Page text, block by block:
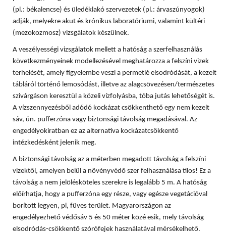
(pl.: békalencse) és üledéklakó szervezetek (pl.: árvaszúnyogok)
adják, melyekre akut és krónikus laboratóriumi, valamint kültéri
(mezokozmosz) vizsgálatok készülnek.
A veszélyességi vizsgálatok mellett a hatóság a szerfelhasználás
következményeinek modellezésével meghatározza a felszíni vizek
terhelését, amely figyelembe veszi a permetlé elsodródását, a kezelt
tábláról történő lemosódást, illetve az alagcsövezésen/természetes
szivárgáson keresztül a közeli vízfolyásba, tóba jutás lehetőségét is.
A vízszennyezésből adódó kockázat csökkenthető egy nem kezelt
sáv, ún. pufferzóna vagy biztonsági távolság megadásával. Az
engedélyokiratban ez az alternatíva kockázatcsökkentő
intézkedésként jelenik meg.
A biztonsági távolság az a méterben megadott távolság a felszíni
vizektől, amelyen belül a növényvédő szer felhasználása tilos! Ez a
távolság a nem jelölésköteles szerekre is legalább 5 m. A hatóság
előírhatja, hogy a pufferzóna egy része, vagy egésze vegetációval
borított legyen, pl, füves terület. Magyarországon az
engedélyezhető védősáv 5 és 50 méter közé esik, mely távolság
elsodródás-csökkentő szórófejek használatával mérsékelhető.